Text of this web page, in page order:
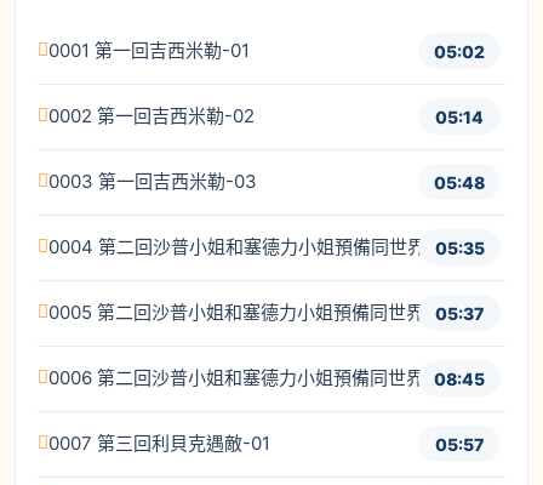
0001 第一回吉西米勒-01 05:02
0002 第一回吉西米勒-02 05:14
0003 第一回吉西米勒-03 05:48
0004 第二回沙普小姐和塞德力小姐預備同世界開仗-01
05:35
0005 第二回沙普小姐和塞德力小姐預備同世界開仗-02
05:37
0006 第二回沙普小姐和塞德力小姐預備同世界開仗-03
08:45
0007 第三回利貝克遇敵-01 05:57